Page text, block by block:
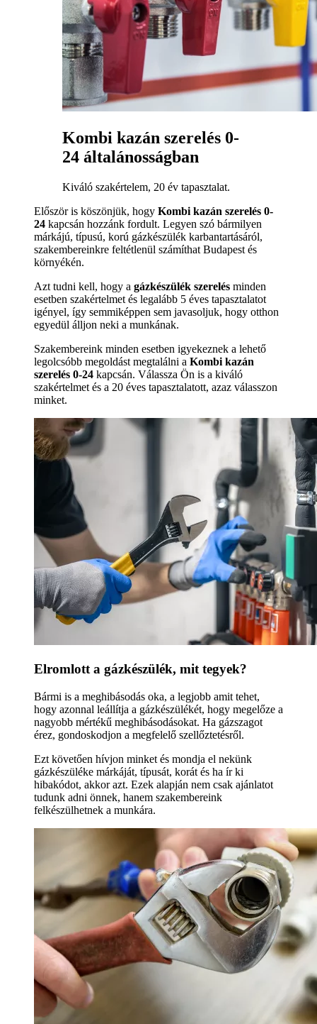
Kombi kazán szerelés 0-
24 általánosságban
Kiváló szakértelem, 20 év tapasztalat.
Először is köszönjük, hogy Kombi kazán szerelés 0-
24 kapcsán hozzánk fordult. Legyen szó bármilyen
márkájú, típusú, korú gázkészülék karbantartásáról,
szakembereinkre feltétlenül számíthat Budapest és
környékén.
Azt tudni kell, hogy a gázkészülék szerelés minden
esetben szakértelmet és legalább 5 éves tapasztalatot
igényel, így semmiképpen sem javasoljuk, hogy otthon
egyedül álljon neki a munkának.
Szakembereink minden esetben igyekeznek a lehető
legolcsóbb megoldást megtalálni a Kombi kazán
szerelés 0-24 kapcsán. Válassza Ön is a kiváló
szakértelmet és a 20 éves tapasztalatott, azaz válasszon
minket.
Elromlott a gázkészülék, mit tegyek?
Bármi is a meghibásodás oka, a legjobb amit tehet,
hogy azonnal leállítja a gázkészülékét, hogy megelőze a
nagyobb mértékű meghibásodásokat. Ha gázszagot
érez, gondoskodjon a megfelelő szellőztetésről.
Ezt követően hívjon minket és mondja el nekünk
gázkészüléke márkáját, típusát, korát és ha ír ki
hibakódot, akkor azt. Ezek alapján nem csak ajánlatot
tudunk adni önnek, hanem szakembereink
felkészülhetnek a munkára.